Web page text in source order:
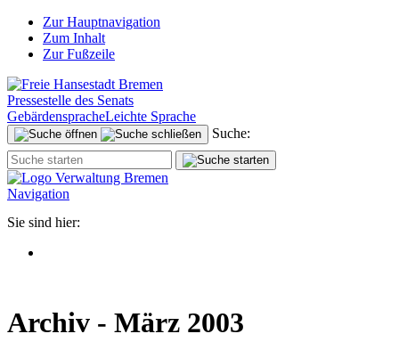
Zur Hauptnavigation
Zum Inhalt
Zur Fußzeile
Pressestelle des Senats
GebärdenspracheLeichte Sprache
Suche:
Navigation
Sie sind hier:
Archiv - März 2003